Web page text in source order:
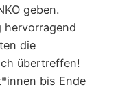
geben.
hervorragend
die
übertreffen!
bis Ende